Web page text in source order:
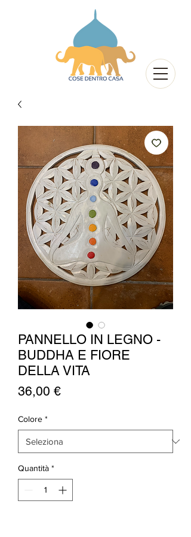
PANNELLO IN LEGNO -
BUDDHA E FIORE
DELLA VITA
36,00 €Prezzo
Colore *
Quantità *